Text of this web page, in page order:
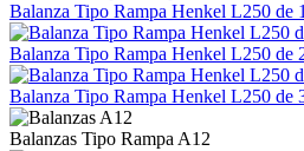
Balanza Tipo Rampa Henkel L250 de
Balanza Tipo Rampa Henkel L250 de
Balanza Tipo Rampa Henkel L250 de
Balanzas Tipo Rampa A12